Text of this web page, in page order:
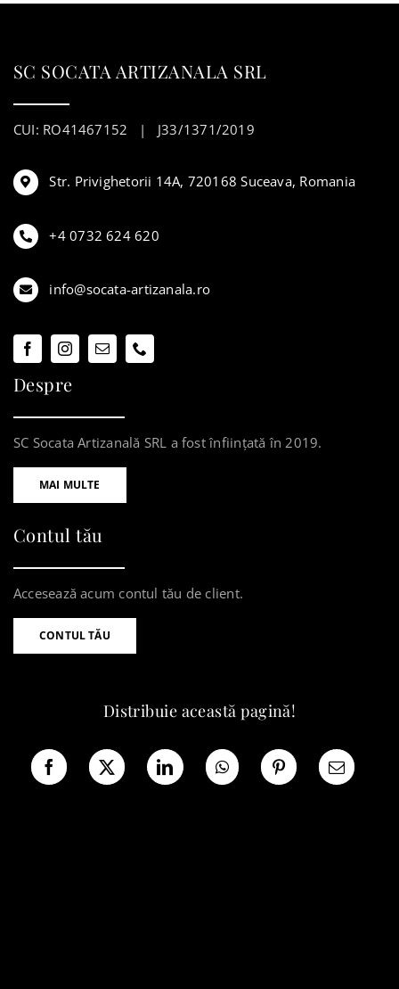
SC SOCATA ARTIZANALA SRL
CUI: RO41467152 | J33/1371/2019
Str. Privighetorii 14A, 720168 Suceava, Romania
+4 0732 624 620
info@socata-artizanala.ro
Despre
SC Socata Artizanală SRL a fost înființată în 2019.
MAI MULTE
Contul tău
Accesează acum contul tău de client.
CONTUL TĂU
Distribuie această pagină!